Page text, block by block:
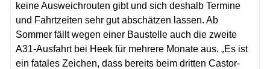
keine Ausweichrouten gibt und sich deshalb Termine
und Fahrtzeiten sehr gut abschätzen lassen. Ab
Sommer fällt wegen einer Baustelle auch die zweite
A31-Ausfahrt bei Heek für mehrere Monate aus. „Es ist
ein fatales Zeichen, dass bereits beim dritten Castor-